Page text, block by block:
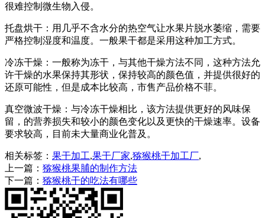
很难控制微生物入侵。
托盘烘干：用几乎不含水分的热空气让水果片脱水萎缩，需要
严格控制湿度和温度。一般果干都是采用这种加工方式。
冷冻干燥：一般称为冻干，与其他干燥方法不同，这种方法允
许干燥的水果保持其形状，保持较高的颜色值，并提供很好的
还原可能性，但是成本比较高，市售产品价格不菲。
真空微波干燥：与冷冻干燥相比，该方法提供更好的风味保
留，的营养损失和较小的颜色变化以及更快的干燥速率。设备
要求较高，目前未大量商业化普及。
相关标签： 果干加工,果干厂家,猕猴桃干加工厂,
上一篇： 猕猴桃果脯的制作方法
下一篇： 猕猴桃干的吃法有哪些